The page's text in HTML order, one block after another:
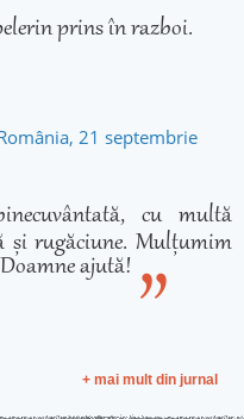
prins în razboi.
21 septembrie
cu multă
și rugăciune. Mulțumim
ajută!
+ mai mult din jurnal